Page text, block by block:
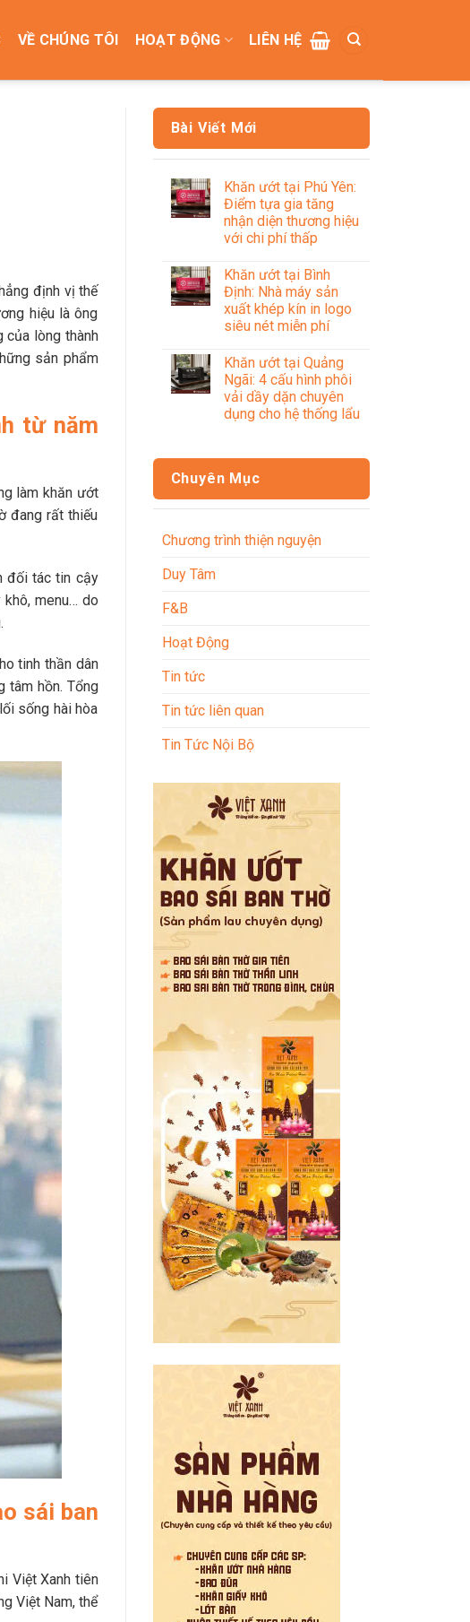
VỀ CHÚNG TÔI HOẠT ĐỘNG LIÊN HỆ
định vị thế
hiệu là ông
của lòng thành
sản phẩm
từ năm
làm khăn ướt
đang rất thiếu
đối tác tin cậy
khô, menu… do
tinh thần dân
tâm hồn. Tổng
sống hài hòa
sái ban
Việt Xanh tiên
Việt Nam, thể
Bài Viết Mới
Khăn ướt tại Phú Yên:
Điểm tựa gia tăng
nhận diện thương hiệu
với chi phí thấp
Khăn ướt tại Bình
Định: Nhà máy sản
xuất khép kín in logo
siêu nét miễn phí
Khăn ướt tại Quảng
Ngãi: 4 cấu hình phôi
vải dầy dặn chuyên
dụng cho hệ thống lẩu
Chuyên Mục
Chương trình thiện nguyện
Duy Tâm
F&B
Hoạt Động
Tin tức
Tin tức liên quan
Tin Tức Nội Bộ